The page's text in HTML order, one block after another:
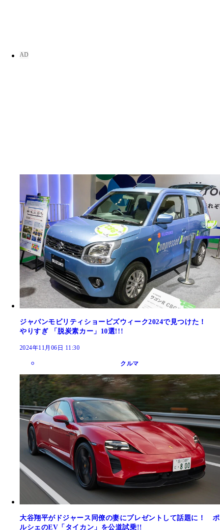
ジャパンモビリティショービズウィーク2024で見つけた！
やりすぎ 「脱炭素カー」10選!!!
2024年11月06日 11:30
クルマ
大谷翔平がドジャース同僚の妻にプレゼントして話題に！ ポ
ルシェのEV「タイカン」を公道試乗!!